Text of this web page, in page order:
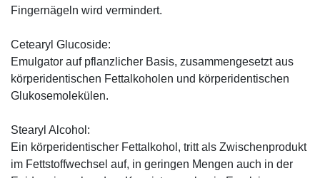
Fingernägeln wird vermindert.
Cetearyl Glucoside:
Emulgator auf pflanzlicher Basis, zusammengesetzt aus
körperidentischen Fettalkoholen und körperidentischen
Glukosemolekülen.
Stearyl Alcohol:
Ein körperidentischer Fettalkohol, tritt als Zwischenprodukt
im Fettstoffwechsel auf, in geringen Mengen auch in der